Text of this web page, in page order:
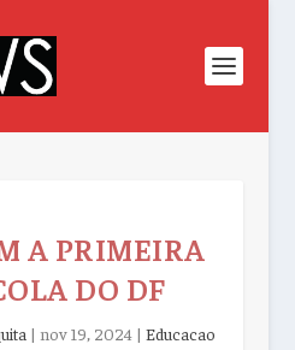
A PRIMEIRA
DO DF
|nov 19, 2024 |Educacao